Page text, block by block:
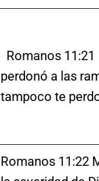
Romanos
perdonó a las
tampoco te
Romanos 11:22